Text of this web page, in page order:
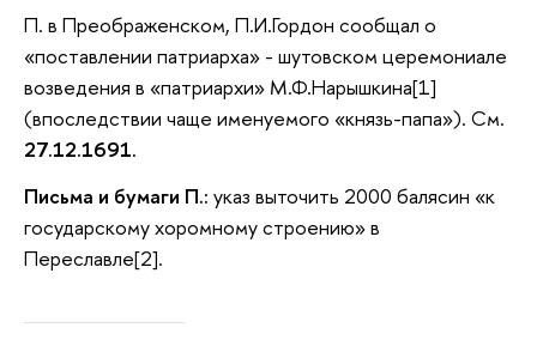
П. в Преображенском, П.И.Гордон сообщал о
«поставлении патриарха» - шутовском церемониале
возведения в «патриархи» М.Ф.Нарышкина[1]
(впоследствии чаще именуемого «князь-папа»). См.
27.12.1691.
Письма и бумаги П.: указ выточить 2000 балясин «к
государскому хоромному строению» в
Переславле[2].